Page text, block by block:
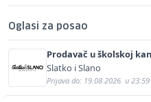
Oglasi za posao
Prodavač u školskoj
Slatko i Slano
Prijava do: 19.08.2026. u 23:59